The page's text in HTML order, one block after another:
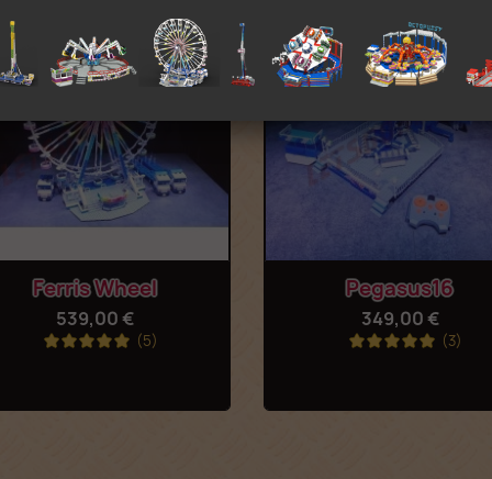
Anteprima
Ferris Wheel
539,00 €
(5)
Anteprima
Pegasus16
349,00 €
(3)